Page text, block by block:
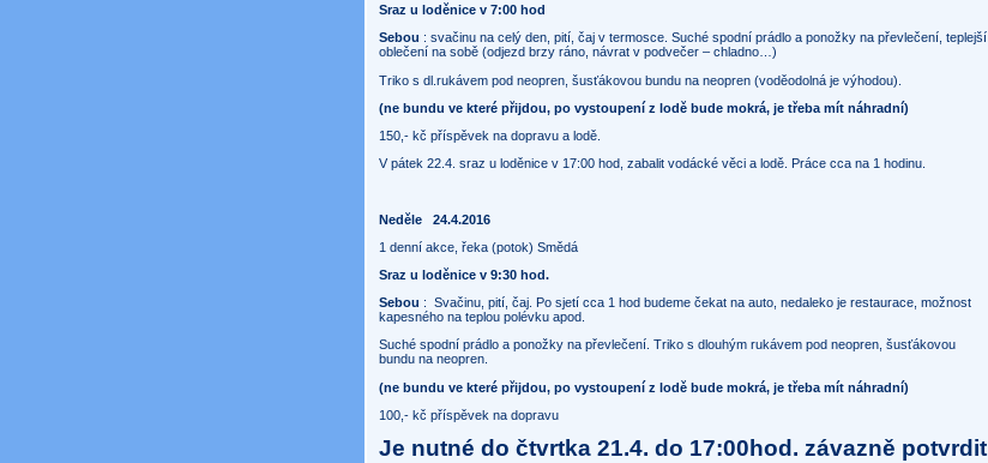
Sraz u loděnice v 7:00 hod
Sebou : svačinu na celý den, pití, čaj v termosce. Suché spodní prádlo a ponožky na převlečení, teplejší
oblečení na sobě (odjezd brzy ráno, návrat v podvečer – chladno…)
Triko s dl.rukávem pod neopren, šusťákovou bundu na neopren (voděodolná je výhodou).
(ne bundu ve které přijdou, po vystoupení z lodě bude mokrá, je třeba mít náhradní)
150,- kč příspěvek na dopravu a lodě.
V pátek 22.4. sraz u loděnice v 17:00 hod, zabalit vodácké věci a lodě. Práce cca na 1 hodinu.
Neděle
24.4.2016
1 denní akce, řeka (potok) Smědá
Sraz u loděnice v 9:30 hod.
Sebou : Svačinu, pití, čaj. Po sjetí cca 1 hod budeme čekat na auto, nedaleko je restaurace, možnost
kapesného na teplou polévku apod.
Suché spodní prádlo a ponožky na převlečení. Triko s dlouhým rukávem pod neopren, šusťákovou
bundu na neopren.
(ne bundu ve které přijdou, po vystoupení z lodě bude mokrá, je třeba mít náhradní)
100,- kč příspěvek na dopravu
Je nutné do čtvrtka 21.4. do 17:00hod. závazně potvrdit